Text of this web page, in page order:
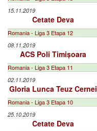
15.11.2019
Cetate Deva
Romania - Liga 3 Etapa 12
08.11.2019
ACS Poli Timișoara
Romania - Liga 3 Etapa 11
02.11.2019
Gloria Lunca Teuz Cernei
Romania - Liga 3 Etapa 10
25.10.2019
Cetate Deva